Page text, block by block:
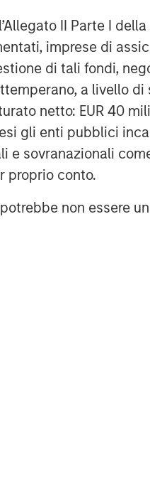
II Parte I
imprese di
di tali fondi,
a livello
netto: EUR 40
gli enti pubblici
sovranazionali come
proprio conto.
non essere
private investment
Morgan Stanley
within
high growth sectors.
has successfully
investments in
of Morgan
Capital, please